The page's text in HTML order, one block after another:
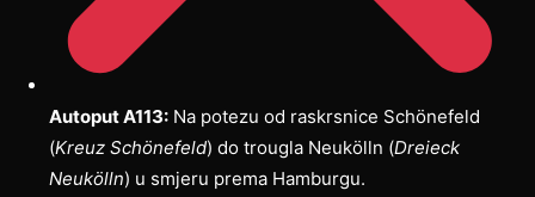
Autoput A113: Na potezu od raskrsnice Schönefeld
(Kreuz Schönefeld) do trougla Neukölln (Dreieck
Neukölln) u smjeru prema Hamburgu.